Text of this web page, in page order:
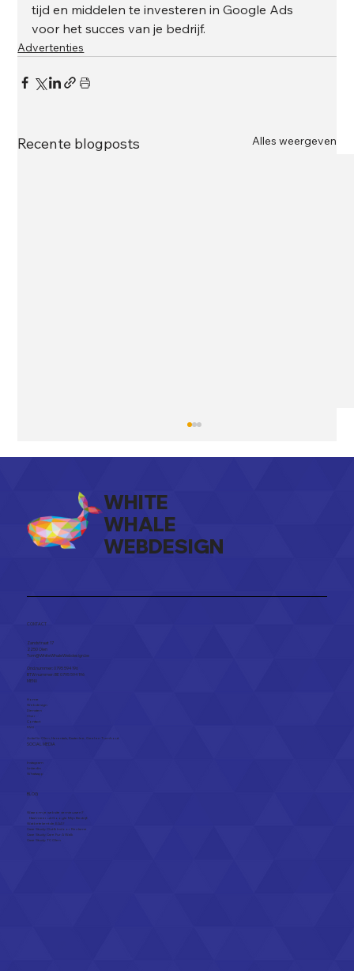
tijd en middelen te investeren in Google Ads
voor het succes van je bedrijf.
Advertenties
Recente blogposts Alles weergeven
WHITE
WHALE
WEBDESIGN
CONTACT
Zandstraat 17
2250 Olen​
Tom@WhiteWhaleWebdesign.be
Ond.nummer: 0795 594 196
BTW nummer: BE 0795 594 196
MENU
Home
Webdesign
Diensten
Over
Contact
FAQ
Actief inOlen ,Herentals ,Kasterlee ,Geelen Turnhout
SOCIAL MEDIA
Instagram
Linkedin
Whatsapp
BLOG
Waarom je website vernieuwen?
Haal meer uit Google Mijn Bedrijf.
Wat betekent de EAA?
Case Study: Out & Indoor Reclame
Case Study: Care Fur A Walk
Case Study: TC Olen